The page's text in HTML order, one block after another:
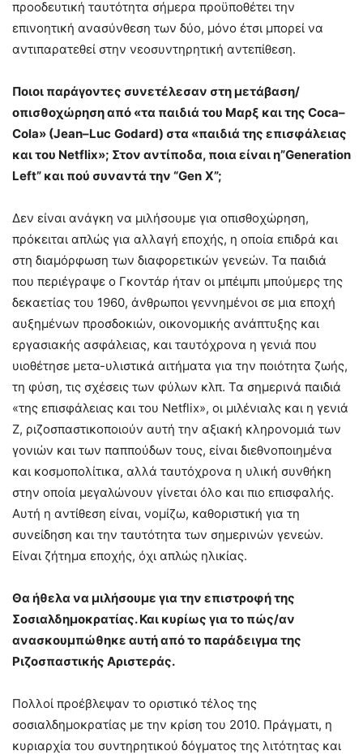
προοδευτική ταυτότητα σήμερα προϋποθέτει την
επινοητική ανασύνθεση των δύο, μόνο έτσι μπορεί να
αντιπαρατεθεί στην νεοσυντηρητική αντεπίθεση.
Ποιοι παράγοντες συνετέλεσαν στη μετάβαση/
οπισθοχώρηση από «τα παιδιά του Μαρξ και της Coca–
Cola» (Jean–Luc Godard) στα «παιδιά της επισφάλειας
και του Netflix»; Στον αντίποδα, ποια είναι η”Generation
Left” και πού συναντά την “Gen X”;
Δεν είναι ανάγκη να μιλήσουμε για οπισθοχώρηση,
πρόκειται απλώς για αλλαγή εποχής, η οποία επιδρά και
στη διαμόρφωση των διαφορετικών γενεών. Τα παιδιά
που περιέγραψε ο Γκοντάρ ήταν οι μπέιμπι μπούμερς της
δεκαετίας του 1960, άνθρωποι γεννημένοι σε μια εποχή
αυξημένων προσδοκιών, οικονομικής ανάπτυξης και
εργασιακής ασφάλειας, και ταυτόχρονα η γενιά που
υιοθέτησε μετα-υλιστικά αιτήματα για την ποιότητα ζωής,
τη φύση, τις σχέσεις των φύλων κλπ. Τα σημερινά παιδιά
«της επισφάλειας και του Netflix», οι μιλένιαλς και η γενιά
Ζ, ριζοσπαστικοποιούν αυτή την αξιακή κληρονομιά των
γονιών και των παππούδων τους, είναι διεθνοποιημένα
και κοσμοπολίτικα, αλλά ταυτόχρονα η υλική συνθήκη
στην οποία μεγαλώνουν γίνεται όλο και πιο επισφαλής.
Αυτή η αντίθεση είναι, νομίζω, καθοριστική για τη
συνείδηση και την ταυτότητα των σημερινών γενεών.
Είναι ζήτημα εποχής, όχι απλώς ηλικίας.
Θα ήθελα να μιλήσουμε για την επιστροφή της
Σοσιαλδημοκρατίας. Και κυρίως για το πώς/αν
ανασκουμπώθηκε αυτή από το παράδειγμα της
Ριζοσπαστικής Αριστεράς.
Πολλοί προέβλεψαν το οριστικό τέλος της
σοσιαλδημοκρατίας με την κρίση του 2010. Πράγματι, η
κυριαρχία του συντηρητικού δόγματος της λιτότητας και